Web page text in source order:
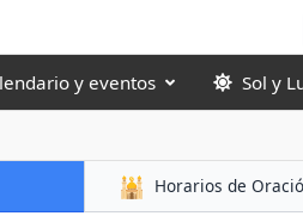
y eventos Sol y
🕌 Horarios de